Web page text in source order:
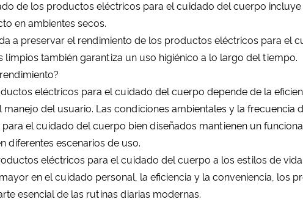
de los productos eléctricos para el cuidado del cuerpo
en ambientes secos.
a preservar el rendimiento de los productos eléctricos para el
limpios también garantiza un uso higiénico a lo largo del tiempo.
eléctricos para el cuidado del cuerpo depende de la
del usuario. Las condiciones ambientales y la frecuencia
el cuidado del cuerpo bien diseñados mantienen un
diferentes escenarios de uso.
eléctricos para el cuidado del cuerpo a los estilos de
en el cuidado personal, la eficiencia y la conveniencia, los
esencial de las rutinas diarias modernas.